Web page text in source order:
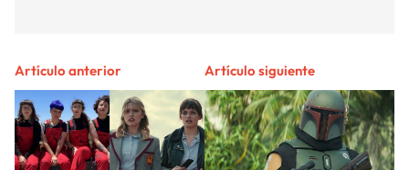
Artículo anterior Artículo siguiente